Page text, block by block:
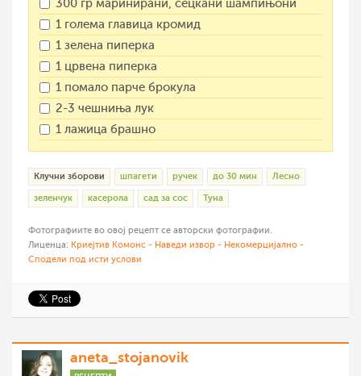
300 гр маринирани, сецкани шампињони
1 голема главица кромид
1 зелена пиперка
1 црвена пиперка
1 помало парче брокула
2-3 чешниња лук
1 лажица брашно
Клучни зборови шпагети ручек до 30 мин Лесно
зеленчук касерола сад за сос Туна
Фотографиите во овој рецепт се авторски фотографии.
Лиценца: Криејтив Комонс - Наведи извор - Некомерцијално -
Сподели под исти услови
aneta_stojanovik